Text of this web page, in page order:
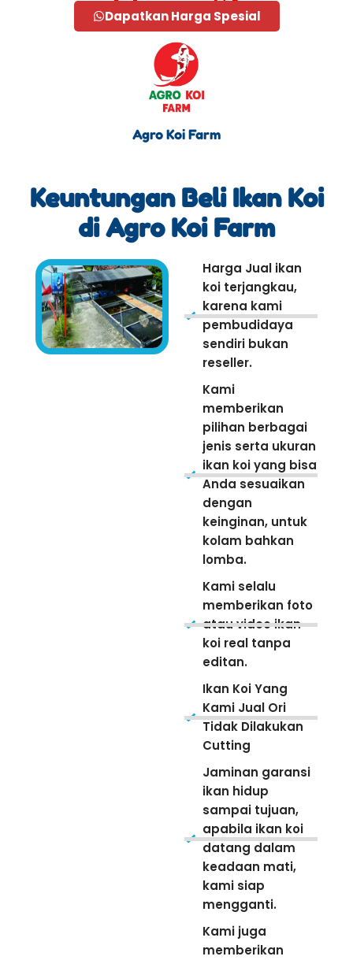
Dapatkan Harga Spesial
Agro Koi Farm
Keuntungan Beli Ikan Koi
di Agro Koi Farm
Harga Jual ikan
koi terjangkau,
karena kami
pembudidaya
sendiri bukan
reseller.
Kami
memberikan
pilihan berbagai
jenis serta ukuran
ikan koi yang bisa
Anda sesuaikan
dengan
keinginan, untuk
kolam bahkan
lomba.
Kami selalu
memberikan foto
atau video ikan
koi real tanpa
editan.
Ikan Koi Yang
Kami Jual Ori
Tidak Dilakukan
Cutting
Jaminan garansi
ikan hidup
sampai tujuan,
apabila ikan koi
datang dalam
keadaan mati,
kami siap
mengganti.
Kami juga
memberikan